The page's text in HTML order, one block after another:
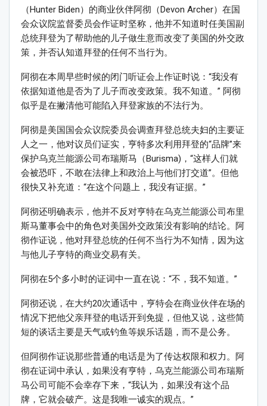
（Hunter Biden）的商业伙伴阿彻（Devon Archer）在国
会众议院监督委员会作证时坚称，他并不知道时任美国副
总统拜登为了帮助他的儿子做生意而改变了美国的外交政
策，并否认知道拜登的任何不当行为。
阿彻在本周早些时候的闭门听证会上作证时说：“我没有
依据知道他是否为了儿子而改变政策。我不知道。” 阿彻
似乎是在撇清他可能陷入拜登家族的不法行为。
阿彻是美国国会众议院委员会调查拜登总统夫妇的主要证
人之一，他对议员们证实，亨特多次利用拜登的“品牌”来
保护乌克兰能源公司布瑞斯马（Burisma)，“这样人们就
会被恐吓，不敢在法律上和政治上与他们打交道”。但他
很快又补充道：“在这个问题上，我没有证据。”
阿彻还明确表示，他并不反对亨特在乌克兰能源公司布里
斯马董事会中的角色对美国外交政策没有影响的结论。阿
彻作证说，他对拜登总统的任何不当行为不知情，因为这
与他儿子亨特的商业交易有关。
阿彻在5个多小时的证词中一直在说：“不，我不知道。”
阿彻还说，在大约20次通话中，亨特会在商业伙伴在场的
情况下把他父亲拜登的电话开到免提，但他又说，这些简
短的谈话主要是天气或钓鱼等娱乐话题，而不是公务。
但阿彻作证说那些普通的电话是为了传达权限和权力。阿
彻在证词中承认，如果没有亨特，乌克兰能源公司布瑞斯
马公司可能不会幸存下来，“我认为，如果没有这个品
牌，它就会破产。这是我唯一诚实的观点。”